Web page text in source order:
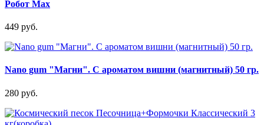
Робот Max
449 руб.
Nano gum "Магни". С ароматом вишни (магнитный) 50 гр.
280 руб.